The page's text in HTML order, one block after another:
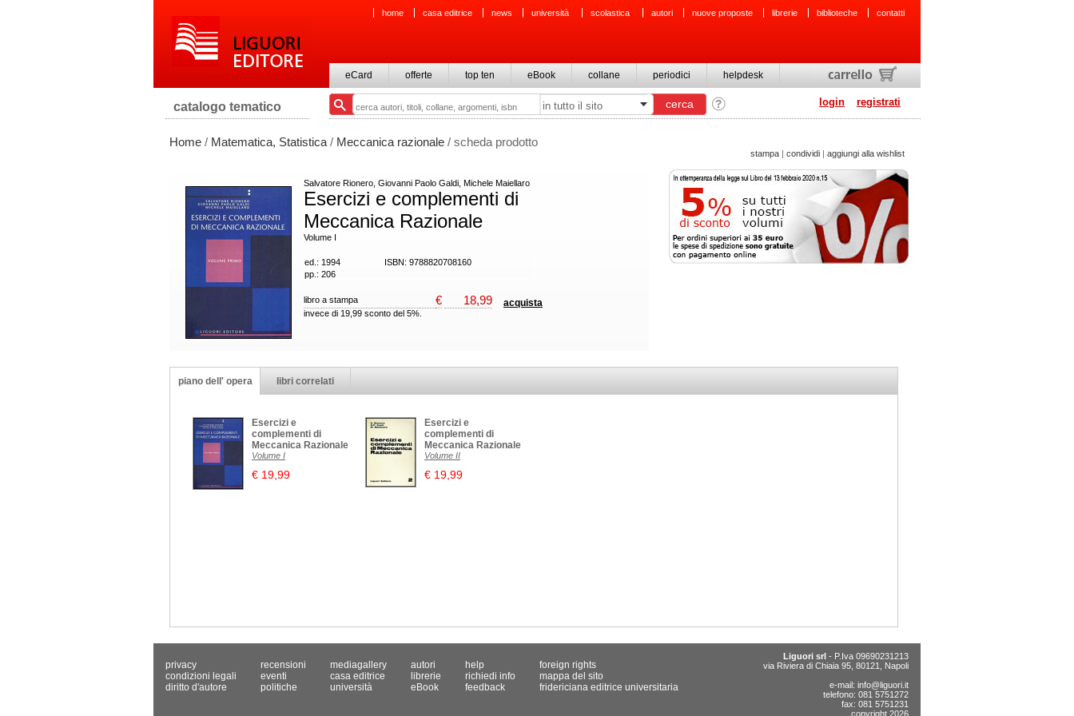
home casa editrice news università scolastica autori nuove proposte librerie biblioteche contatti
eCard offerte top ten eBook collane periodici helpdesk
login registrati
catalogo tematico
Home / Matematica, Statistica / Meccanica razionale / scheda prodotto
stampa | condividi | aggiungi alla wishlist
Salvatore Rionero, Giovanni Paolo Galdi, Michele Maiellaro
Esercizi e complementi di
Meccanica Razionale
Volume I
ed.: 1994
ISBN: 9788820708160
pp.: 206
libro a stampa € 18,99 acquista
invece di 19,99 sconto del 5%.
piano dell' opera libri correlati
Esercizi e
complementi di
Meccanica Razionale
Volume I
€ 19,99
Esercizi e
complementi di
Meccanica Razionale
Volume II
€ 19,99
privacy
condizioni legali
diritto d'autore
recensioni
eventi
politiche
mediagallery
casa editrice
università
autori
librerie
eBook
help
richiedi info
feedback
foreign rights
mappa del sito
fridericiana editrice universitaria
Liguori srl - P.Iva 09690231213
via Riviera di Chiaia 95, 80121, Napoli
e-mail: info@liguori.it
telefono: 081 5751272
fax: 081 5751231
copyright 2026